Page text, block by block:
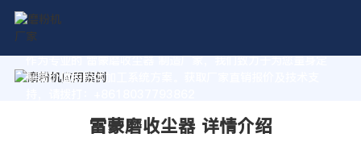
作为专业的 雷蒙磨收尘器 制造厂家，我们致力于为您量身定
制高价值的粉体加工系统方案。获取厂家直销报价及技术支
雷蒙磨收尘器 详情介绍